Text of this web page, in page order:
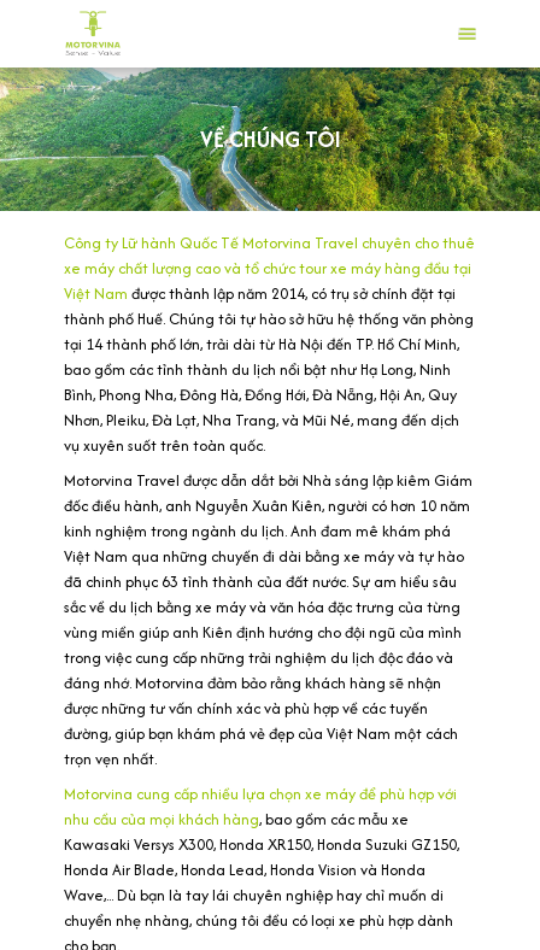
VỀ CHÚNG TÔI
Công ty Lữ hành Quốc Tế Motorvina Travel chuyên cho thuê
xe máy chất lượng cao và tổ chức tour xe máy hàng đầu tại
Việt Nam được thành lập năm 2014, có trụ sở chính đặt tại
thành phố Huế. Chúng tôi tự hào sở hữu hệ thống văn phòng
tại 14 thành phố lớn, trải dài từ Hà Nội đến TP. Hồ Chí Minh,
bao gồm các tỉnh thành du lịch nổi bật như Hạ Long, Ninh
Bình, Phong Nha, Đông Hà, Đồng Hới, Đà Nẵng, Hội An, Quy
Nhơn, Pleiku, Đà Lạt, Nha Trang, và Mũi Né, mang đến dịch
vụ xuyên suốt trên toàn quốc.
Motorvina Travel được dẫn dắt bởi Nhà sáng lập kiêm Giám
đốc điều hành, anh Nguyễn Xuân Kiên, người có hơn 10 năm
kinh nghiệm trong ngành du lịch. Anh đam mê khám phá
Việt Nam qua những chuyến đi dài bằng xe máy và tự hào
đã chinh phục 63 tỉnh thành của đất nước. Sự am hiểu sâu
sắc về du lịch bằng xe máy và văn hóa đặc trưng của từng
vùng miền giúp anh Kiên định hướng cho đội ngũ của mình
trong việc cung cấp những trải nghiệm du lịch độc đáo và
đáng nhớ. Motorvina đảm bảo rằng khách hàng sẽ nhận
được những tư vấn chính xác và phù hợp về các tuyến
đường, giúp bạn khám phá vẻ đẹp của Việt Nam một cách
trọn vẹn nhất.
Motorvina cung cấp nhiều lựa chọn xe máy để phù hợp với
nhu cầu của mọi khách hàng, bao gồm các mẫu xe
Kawasaki Versys X300, Honda XR150, Honda Suzuki GZ150,
Honda Air Blade, Honda Lead, Honda Vision và Honda
Wave,... Dù bạn là tay lái chuyên nghiệp hay chỉ muốn di
chuyển nhẹ nhàng, chúng tôi đều có loại xe phù hợp dành